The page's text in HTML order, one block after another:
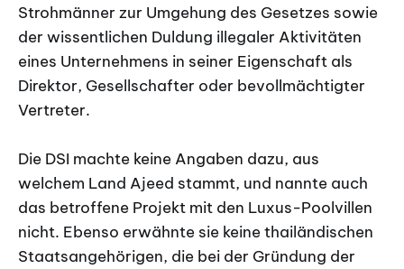
Strohmänner zur Umgehung des Gesetzes sowie
der wissentlichen Duldung illegaler Aktivitäten
eines Unternehmens in seiner Eigenschaft als
Direktor, Gesellschafter oder bevollmächtigter
Vertreter.
Die DSI machte keine Angaben dazu, aus
welchem Land Ajeed stammt, und nannte auch
das betroffene Projekt mit den Luxus-Poolvillen
nicht. Ebenso erwähnte sie keine thailändischen
Staatsangehörigen, die bei der Gründung der